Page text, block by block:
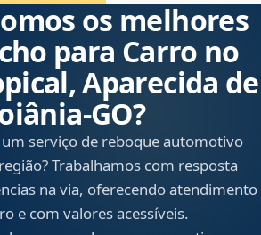
os melhores
para Carro no
Aparecida de
um serviço de reboque automotivo
Trabalhamos com resposta
na via, oferecendo atendimento
e com valores acessíveis.